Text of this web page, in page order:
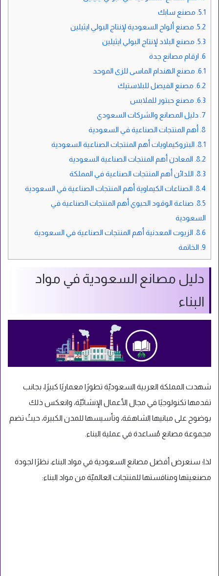
5.1. مصنع سابك
5.2. مصنع ألواح السعودية لإنتاج البولي ايثيلين
5.3. مصنع البلاد لإنتاج البولي ايثيلين
6. ارقام مصانع جدة
6.1. مصنع الهندام الماسى للزى الموحد
6.2. مصنع الفيصل للبلاستيك
6.3. مصنع حبتور للملابس
7. دليل المصانع والشركات السعودي
8. أهم المنتجات الصناعية في السعودية
8.1. البتروكيماويات أهم المنتجات الصناعية السعودية
8.2. المعادن أهم المنتجات الصناعية السعودية
8.3. اللدائن أهم المنتجات الصناعية في المملكة
8.4. الصناعات الكيماوية أهم المنتجات الصناعية في السعودية
8.5. صناعة الوقود الحيوي أهم المنتجات الصناعية في
السعودية
8.6. الزيوت المعدنية أهم المنتجات الصناعية في السعودية
9. الخاتمة
دليل مصانع السعودية في مواد
البناء
شهدت المملكة العربية السعوديّة تطورًا معماريًا كبيرًا، بجانب
تقدمها تكنولوجيًا في مجال الأعمال الإنشائيّة، وانعكس ذلك
بوضوح على مبانيها الشاهقة، وتأسيسها للمدن الكبيرة، حيثُ تضم
مجموعة مصانع مُساعدة في عملية البناء.
لذا؛ سنعرض أفضل مصانع السعودية في مواد البناء، نظرًا لجودة
مصنعيتها ومنافستها للمنتجات العالميّة من مواد البناء: